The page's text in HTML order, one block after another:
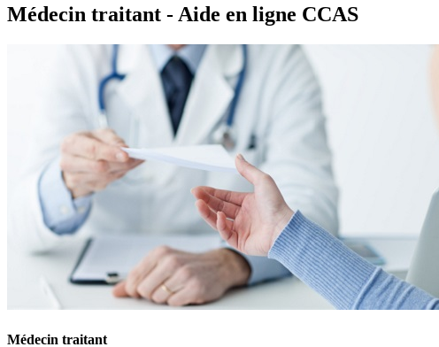
Médecin traitant - Aide en ligne CCAS
Médecin traitant